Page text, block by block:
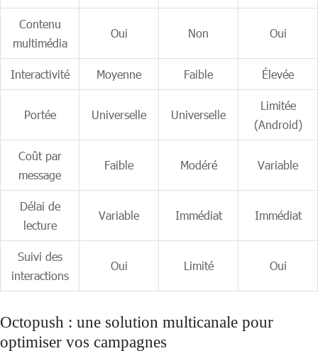
Contenu
multimédia
Oui Non Oui
Interactivité Moyenne Faible Élevée
Portée Universelle Universelle
Limitée
(Android)
Coût par
message
Faible Modéré Variable
Délai de
lecture
Variable Immédiat Immédiat
Suivi des
interactions
Oui Limité Oui
Octopush : une solution multicanale pour
optimiser vos campagnes